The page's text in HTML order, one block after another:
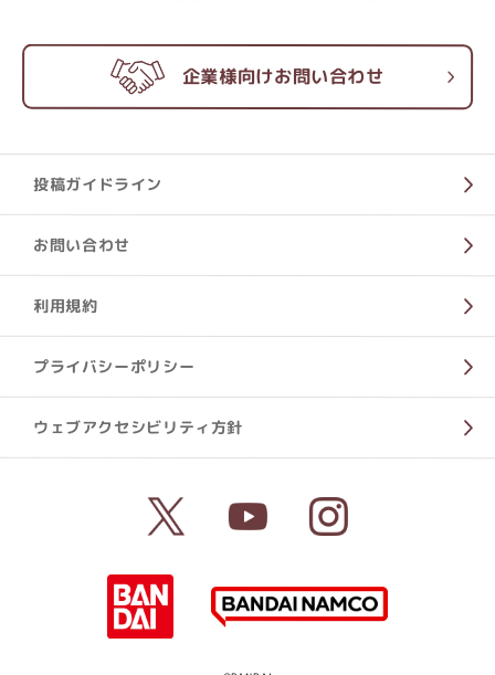
企業様向けお問い合わせ
投稿ガイドライン
お問い合わせ
利用規約
プライバシーポリシー
ウェブアクセシビリティ方針